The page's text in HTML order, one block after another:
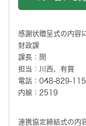
感謝状贈呈式の内容
財政課
課長：間
担当：川西、有賀
電話：048-829-
内線：2519
連携協定締結式の内